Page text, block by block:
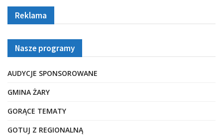
Reklama
Nasze programy
AUDYCJE SPONSOROWANE
GMINA ŻARY
GORĄCE TEMATY
GOTUJ Z REGIONALNĄ